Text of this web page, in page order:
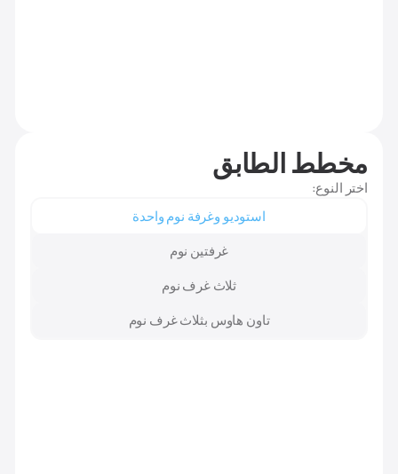
مخطط الطابق
اختر النوع:
استوديو وغرفة نوم واحدة
غرفتين نوم
ثلاث غرف نوم
تاون هاوس بثلاث غرف نوم